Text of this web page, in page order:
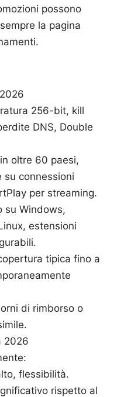
possono
la pagina
256-bit, kill
DNS, Double
oltre 60 paesi,
su connessioni
per streaming.
su Windows,
estensioni
tipica fino a
di rimborso o
2026
flessibilità.
rispetto al